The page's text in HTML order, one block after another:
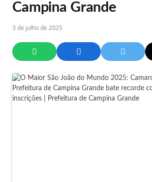
Campina Grande
3 de julho de 2025